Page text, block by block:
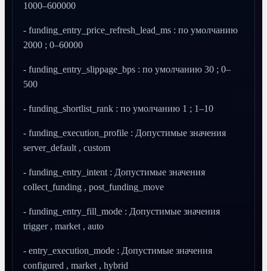
1000–600000
- funding_entry_price_refresh_lead_ms : по умолчанию
2000 ; 0–60000
- funding_entry_slippage_bps : по умолчанию 30 ; 0–
500
- funding_shortlist_rank : по умолчанию 1 ; 1–10
- funding_execution_profile : Допустимые значения
server_default , custom
- funding_entry_intent : Допустимые значения
collect_funding , post_funding_move
- funding_entry_fill_mode : Допустимые значения
trigger , market , auto
- entry_execution_mode : Допустимые значения
configured , market , hybrid